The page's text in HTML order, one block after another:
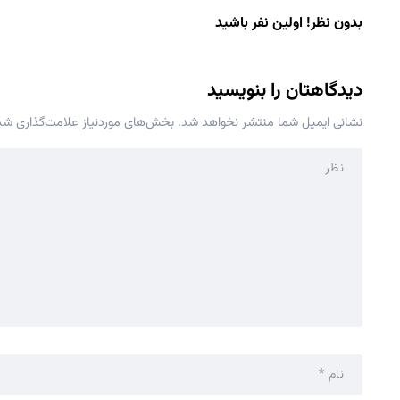
بدون نظر! اولین نفر باشید
دیدگاهتان را بنویسید
نشانی ایمیل شما منتشر نخواهد شد. بخش‌های موردنیاز علامت‌گذاری